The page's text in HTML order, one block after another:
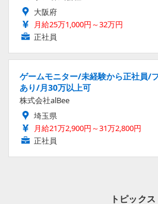
大阪府
月給25万1,000円～32万円
正社員
ゲームモニター/未経験から正社員/
あり/月30万以上可
株式会社alBee
埼玉県
月給21万2,900円～31万2,800円
正社員
トピックス